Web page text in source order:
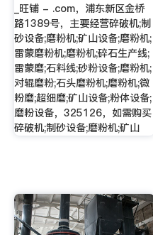
_旺铺 - .com，浦东新区金桥
路1389号，主要经营碎破机;制
砂设备;磨粉机;矿山设备;磨粉机;
雷蒙磨粉机;磨粉机;碎石生产线;
雷蒙磨;石料线;砂粉设备;磨粉机;
对辊磨粉;石头磨粉机;磨粉机;微
粉磨;超细磨;矿山设备;粉体设备;
磨粉设备，325126，如需购买
碎破机;制砂设备;磨粉机;矿山